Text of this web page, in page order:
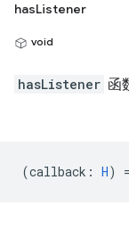
hasListener
void
hasListener 函
(callback : H)